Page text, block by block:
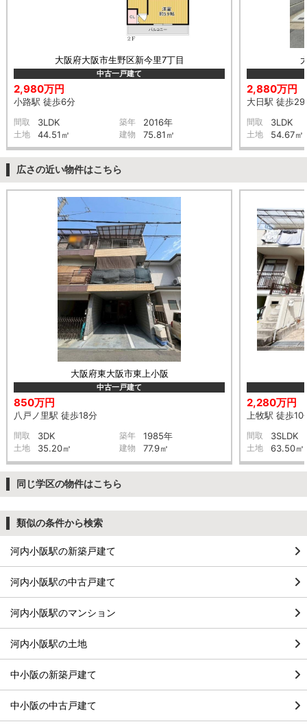
大阪府大阪市生野区新今里7丁目
中古一戸建て
2,980万円
小路駅 徒歩6分
間取 3LDK 築年 2016年
土地 44.51㎡ 建物 75.81㎡
2,880万円
大日駅 徒歩29
間取 3LDK
土地 54.67㎡
広さの近い物件はこちら
大阪府東大阪市東上小阪
中古一戸建て
850万円
八戸ノ里駅 徒歩18分
間取 3DK 築年 1985年
土地 35.20㎡ 建物 77.9㎡
2,280万円
上牧駅 徒歩10
間取 3SLDK
土地 63.50㎡
同じ学区の物件はこちら
類似の条件から検索
河内小阪駅の新築戸建て
河内小阪駅の中古戸建て
河内小阪駅のマンション
河内小阪駅の土地
中小阪の新築戸建て
中小阪の中古戸建て